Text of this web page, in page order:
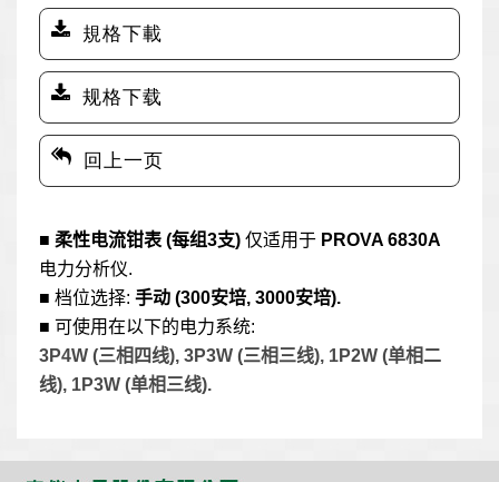
規格下載
规格下载
回上一页
■ 柔性电流钳表 (每组3支) 仅适用于 PROVA 6830A
电力分析仪.
■ 档位选择: 手动 (300安培, 3000安培).
■ 可使用在以下的电力系统:
3P4W (三相四线), 3P3W (三相三线), 1P2W (单相二
线), 1P3W (单相三线).